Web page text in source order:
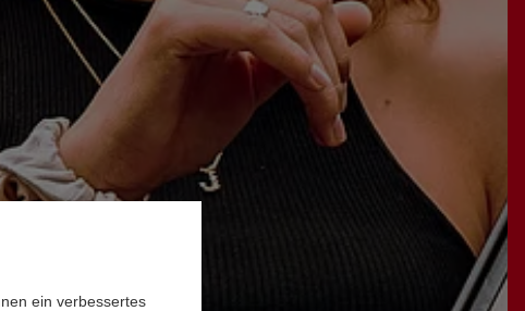
ein verbessertes